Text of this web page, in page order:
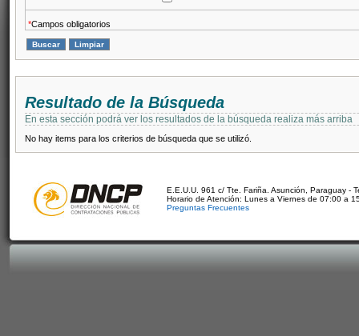
*Campos obligatorios
Resultado de la Búsqueda
En esta sección podrá ver los resultados de la búsqueda realiza más arriba
No hay items para los criterios de búsqueda que se utilizó.
E.E.U.U. 961 c/ Tte. Fariña. Asunción, Paraguay -
Horario de Atención: Lunes a Viernes de 07:00 a
Preguntas Frecuentes